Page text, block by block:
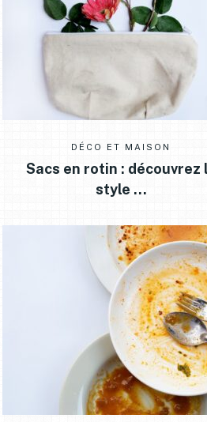
DÉCO ET MAISON
Sacs en rotin : découvrez
style …